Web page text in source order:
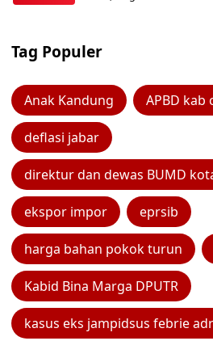
Tag Populer
Anak Kandung APBD kab
deflasi jabar
direktur dan dewas BUMD
ekspor impor eprsib
harga bahan pokok turun
Kabid Bina Marga DPUTR
kasus eks jampidsus febrie